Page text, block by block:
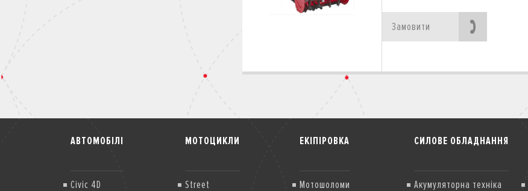
Замовити
АВТОМОБІЛІ
Civic 4D
МОТОЦИКЛИ
Street
ЕКІПІРОВКА
Мотошоломи
СИЛОВЕ ОБЛАДНАННЯ
Акумуляторна техніка